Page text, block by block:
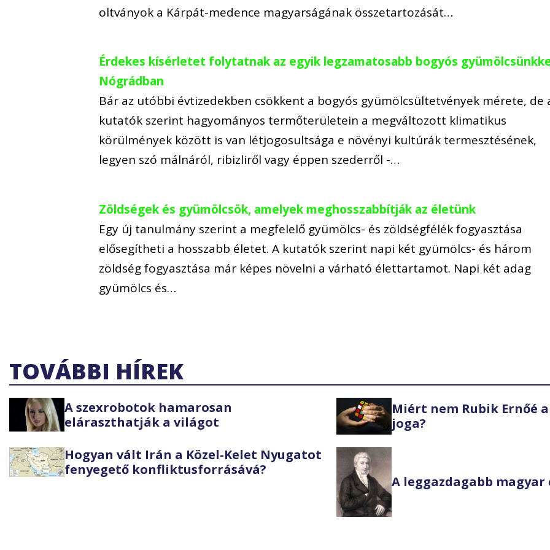
oltványok a Kárpát-medence magyarságának összetartozását…
Érdekes kísérletet folytatnak az egyik legzamatosabb bogyós
Nógrádban
Bár az utóbbi évtizedekben csökkent a bogyós gyümölcsültetvények mérete, de
kutatók szerint hagyományos termőterületein a megváltozott klimatikus
körülmények között is van létjogosultsága e növényi kultúrák termesztésének,
legyen szó málnáról, ribizliről vagy éppen szederről -…
Zöldségek és gyümölcsök, amelyek meghosszabbítják az életünk
Egy új tanulmány szerint a megfelelő gyümölcs- és zöldségfélék fogyasztása
elősegítheti a hosszabb életet. A kutatók szerint napi két gyümölcs- és három
zöldség fogyasztása már képes növelni a várható élettartamot. Napi két adag
gyümölcs és…
TOVÁBBI HÍREK
A szexrobotok hamarosan
eláraszthatják a világot
Miért nem Rubik Ernőé
joga?
Hogyan vált Irán a Közel-Kelet Nyugatot
fenyegető konfliktusforrásává?
A leggazdagabb magyar